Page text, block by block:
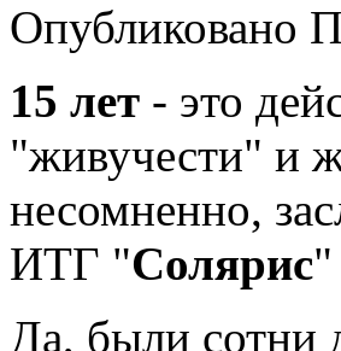
Опубликовано
15 лет - это
"живучести" и
несомненно,
ИТГ "Солярис
Да, были сотни